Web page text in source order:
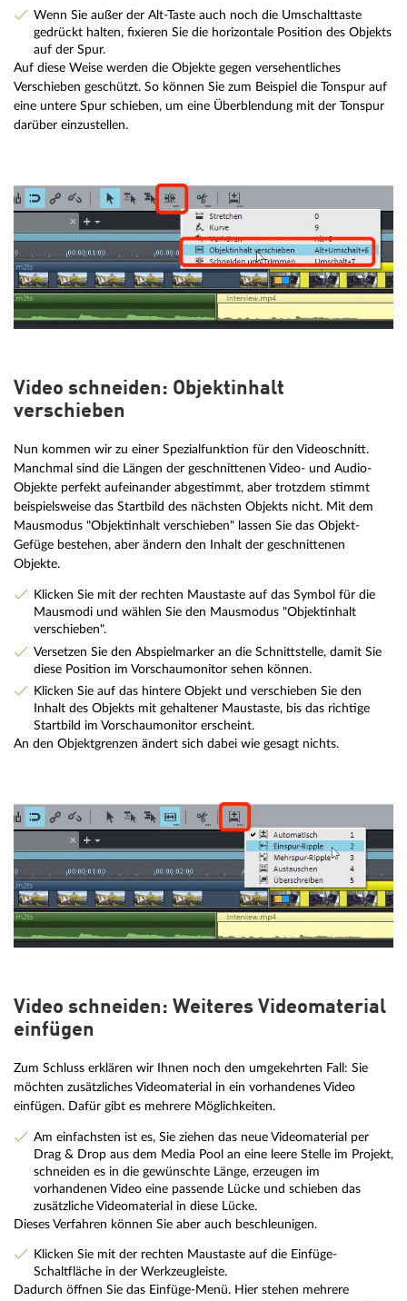
Wenn Sie außer der Alt-Taste auch noch die Umschalttaste
gedrückt halten, fixieren Sie die horizontale Position des Objekts
auf der Spur.
Auf diese Weise werden die Objekte gegen versehentliches
Verschieben geschützt. So können Sie zum Beispiel die Tonspur auf
eine untere Spur schieben, um eine Überblendung mit der Tonspur
darüber einzustellen.
Video schneiden: Objektinhalt
verschieben
Nun kommen wir zu einer Spezialfunktion für den Videoschnitt.
Manchmal sind die Längen der geschnittenen Video- und Audio-
Objekte perfekt aufeinander abgestimmt, aber trotzdem stimmt
beispielsweise das Startbild des nächsten Objekts nicht. Mit dem
Mausmodus "Objektinhalt verschieben" lassen Sie das Objekt-
Gefüge bestehen, aber ändern den Inhalt der geschnittenen
Objekte.
Klicken Sie mit der rechten Maustaste auf das Symbol für die
Mausmodi und wählen Sie den Mausmodus "Objektinhalt
verschieben".
Versetzen Sie den Abspielmarker an die Schnittstelle, damit Sie
diese Position im Vorschaumonitor sehen können.
Klicken Sie auf das hintere Objekt und verschieben Sie den
Inhalt des Objekts mit gehaltener Maustaste, bis das richtige
Startbild im Vorschaumonitor erscheint.
An den Objektgrenzen ändert sich dabei wie gesagt nichts.
Video schneiden: Weiteres Videomaterial
einfügen
Zum Schluss erklären wir Ihnen noch den umgekehrten Fall: Sie
möchten zusätzliches Videomaterial in ein vorhandenes Video
einfügen. Dafür gibt es mehrere Möglichkeiten.
Am einfachsten ist es, Sie ziehen das neue Videomaterial per
Drag & Drop aus dem Media Pool an eine leere Stelle im Projekt,
schneiden es in die gewünschte Länge, erzeugen im
vorhandenen Video eine passende Lücke und schieben das
zusätzliche Videomaterial in diese Lücke.
Dieses Verfahren können Sie aber auch beschleunigen.
Klicken Sie mit der rechten Maustaste auf die Einfüge-
Schaltfläche in der Werkzeugleiste.
Dadurch öffnen Sie das Einfüge-Menü. Hier stehen mehrere